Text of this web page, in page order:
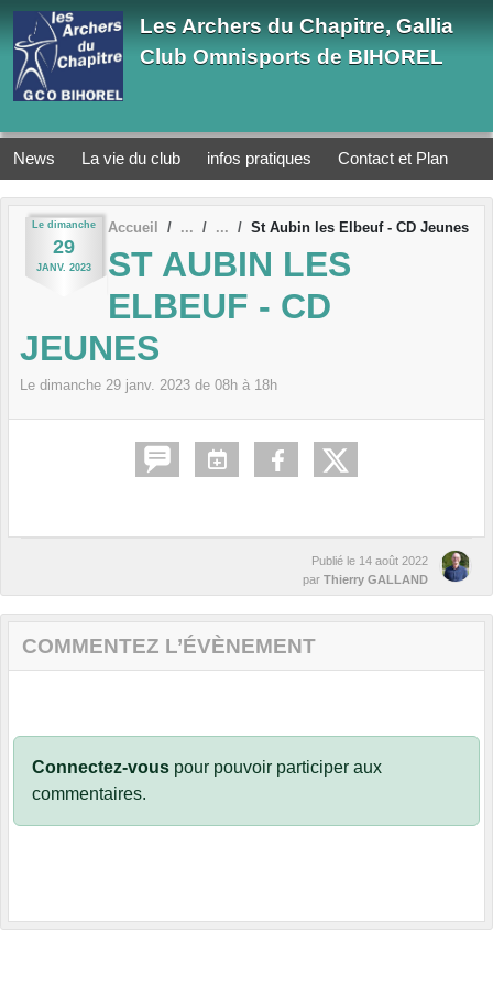
Les Archers du Chapitre, Gallia
Club Omnisports de BIHOREL
News La vie du club infos pratiques Contact et Plan
Le dimanche
29
JANV. 2023
Accueil St Aubin les Elbeuf - CD Jeunes
ST AUBIN LES
ELBEUF - CD
JEUNES
Le dimanche 29 janv. 2023 de 08h à 18h
Publié le 14 août 2022
par Thierry GALLAND
COMMENTEZ L’ÉVÈNEMENT
Connectez-vous pour pouvoir participer aux
commentaires.
Panneau de gestion des cookies